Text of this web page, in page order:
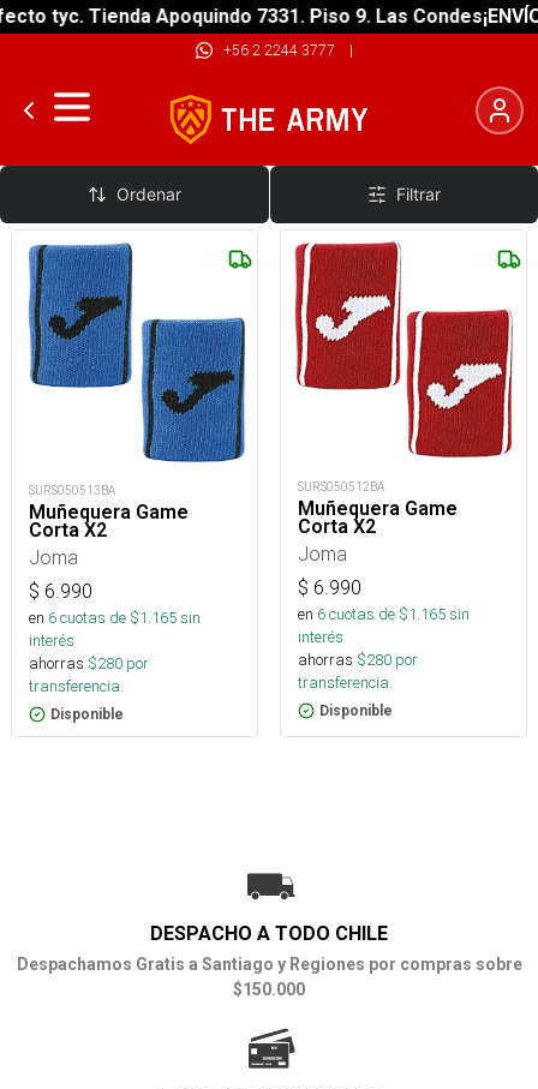
tyc. Tienda Apoquindo 7331. Piso 9. Las Condes
+56 2 2244 3777 |
Muñequera
Ordenar Filtrar
SURS050513BA
Muñequera Game
Corta X2
Joma
$ 6.990
en 6cuotas de $1.165sin
interés
ahorras $280 por
transferencia.
Disponible
SURS050512BA
Muñequera Game
Corta X2
Joma
$ 6.990
en 6cuotas de $1.165sin
interés
ahorras $280 por
transferencia.
Disponible
DESPACHO A TODO CHILE
Despachamos Gratis a Santiago y Regiones por compras sobre
$150.000